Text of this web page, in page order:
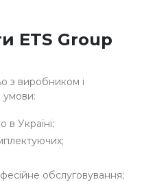
ETS Group
з виробником і
умови:
в Україні;
обслуговування;